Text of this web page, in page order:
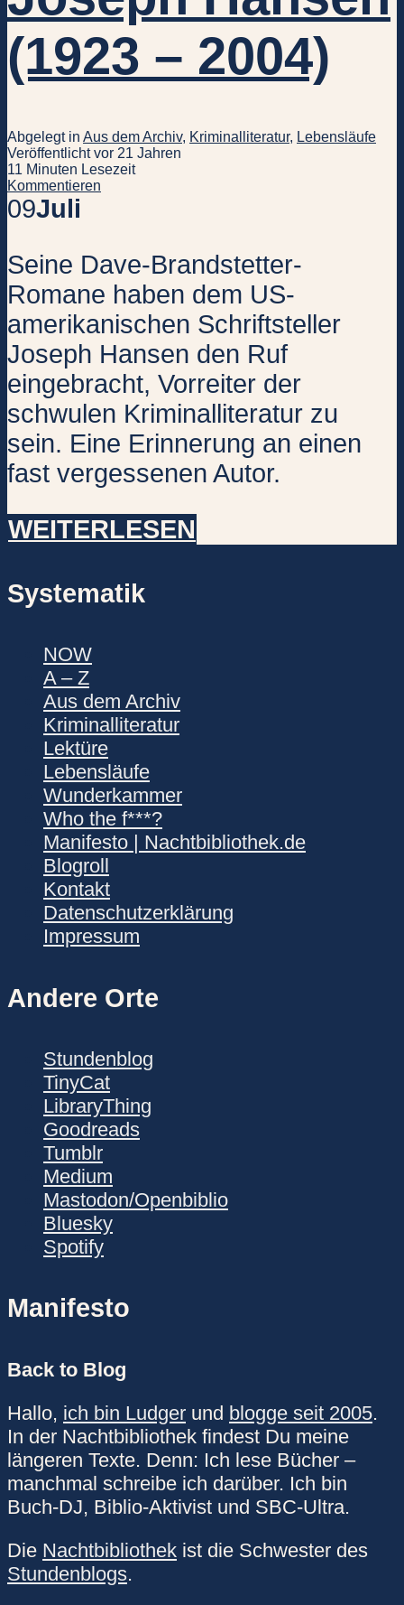
(1923 – 2004)
Abgelegt in Aus dem Archiv, Kriminalliteratur, Lebensläufe
Veröffentlicht vor 21 Jahren
11 Minuten Lesezeit
Kommentieren
09Juli
Seine Dave-Brandstetter-
Romane haben dem US-
amerikanischen Schriftsteller
Joseph Hansen den Ruf
eingebracht, Vorreiter der
schwulen Kriminalliteratur zu
sein. Eine Erinnerung an einen
fast vergessenen Autor.
WEITERLESEN
Systematik
NOW
A – Z
Aus dem Archiv
Kriminalliteratur
Lektüre
Lebensläufe
Wunderkammer
Who the f***?
Manifesto | Nachtbibliothek.de
Blogroll
Kontakt
Datenschutzerklärung
Impressum
Andere Orte
Stundenblog
TinyCat
LibraryThing
Goodreads
Tumblr
Medium
Mastodon/Openbiblio
Bluesky
Spotify
Manifesto
Back to Blog
Hallo, ich bin Ludger und blogge seit 2005.
In der Nachtbibliothek findest Du meine
längeren Texte. Denn: Ich lese Bücher –
manchmal schreibe ich darüber. Ich bin
Buch-DJ, Biblio-Aktivist und SBC-Ultra.
Die Nachtbibliothek ist die Schwester des
Stundenblogs.